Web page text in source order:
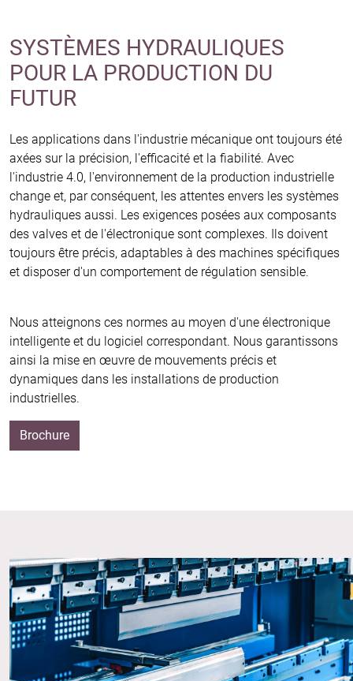
SYSTÈMES HYDRAULIQUES
POUR LA PRODUCTION DU
FUTUR
Les applications dans l'industrie mécanique ont toujours été
axées sur la précision, l'efficacité et la fiabilité. Avec
l'industrie 4.0, l'environnement de la production industrielle
change et, par conséquent, les attentes envers les systèmes
hydrauliques aussi. Les exigences posées aux composants
des valves et de l'électronique sont complexes. Ils doivent
toujours être précis, adaptables à des machines spécifiques
et disposer d'un comportement de régulation sensible.
Nous atteignons ces normes au moyen d'une électronique
intelligente et du logiciel correspondant. Nous garantissons
ainsi la mise en œuvre de mouvements précis et
dynamiques dans les installations de production
industrielles.
Brochure